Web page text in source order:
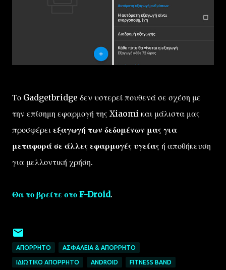
Το Gadgetbridge δεν υστερεί πουθενά σε σχέση με
την επίσημη εφαρμογή της Xiaomi και μάλιστα μας
προσφέρει εξαγωγή των δεδομένων μας για
μεταφορά σε άλλες εφαρμογές υγείας ή αποθήκευση
για μελλοντική χρήση.
Θα το βρείτε στο F-Droid.
ΑΠΌΡΡΗΤΟ ΑΣΦΆΛΕΙΑ & ΑΠΌΡΡΗΤΟ
ΙΔΙΩΤΙΚΌ ΑΠΌΡΡΗΤΟ ANDROID FITNESS BAND